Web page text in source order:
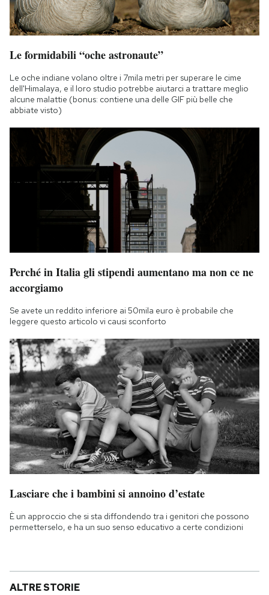
Le formidabili “oche astronaute”
Le oche indiane volano oltre i 7mila metri per superare le cime
dell'Himalaya, e il loro studio potrebbe aiutarci a trattare meglio
alcune malattie (bonus: contiene una delle GIF più belle che
abbiate visto)
Perché in Italia gli stipendi aumentano ma non ce ne
accorgiamo
Se avete un reddito inferiore ai 50mila euro è probabile che
leggere questo articolo vi causi sconforto
Lasciare che i bambini si annoino d’estate
È un approccio che si sta diffondendo tra i genitori che possono
permetterselo, e ha un suo senso educativo a certe condizioni
ALTRE STORIE